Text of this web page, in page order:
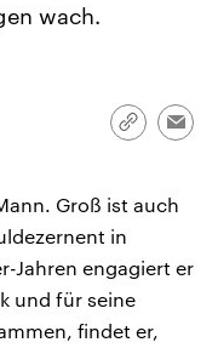
Hintergründe
aktuelle Weltgeschehen.
wach.
Link
Groß ist auch
in
Jahren engagiert er
und für seine
findet er,